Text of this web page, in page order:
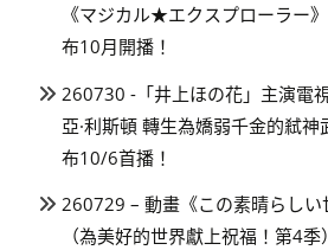
《マジカル★エクスプローラー
布10月開播！
260730 -「井上ほの花」主演電
亞·利斯頓 轉生為嬌弱千金的弒
布10/6首播！
260729 – 動畫《この素晴らしい
（為美好的世界獻上祝福！第4